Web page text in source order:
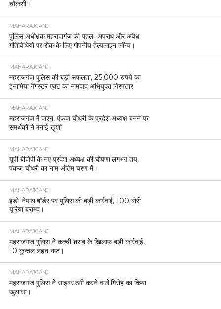
चौकसी।
MAHARAJGANJ
पुलिस अधीक्षक महराजगंज की पहल अपराध और अवैध
गतिविधियों पर रोक के लिए गोपनीय हेल्पलाइन लॉन्च।
MAHARAJGANJ
महराजगंज पुलिस की बड़ी सफलता, 25,000 रुपये का
इनामिया गैंगस्टर एक्ट का नामजद अभियुक्त गिरफ्तार
MAHARAJGANJ
महराजगंज में जश्न, पंकज चौधरी के प्रदेश अध्यक्ष बनने पर
समर्थकों ने मनाई खुशी
MAHARAJGANJ
यूपी बीजेपी के नए प्रदेश अध्यक्ष की घोषणा लगभग तय,
पंकज चौधरी का नाम अंतिम चरण में।
MAHARAJGANJ
इंडो-नेपाल बॉर्डर पर पुलिस की बड़ी कार्रवाई, 100 बोरी
यूरिया बरामद।
MAHARAJGANJ
महराजगंज पुलिस ने कच्ची शराब के खिलाफ बड़ी कार्रवाई,
10 कुन्तल लहन नष्ट।
MAHARAJGANJ
महराजगंज पुलिस ने साइबर ठगी करने वाले गिरोह का किया
खुलासा।